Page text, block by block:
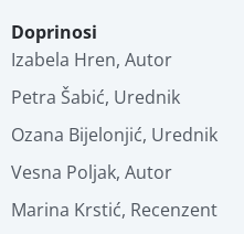
Stručna ocjena
Doprinosi
Izabela Hren, Autor
Petra Šabić, Urednik
Ozana Bijelonjić, Urednik
Vesna Poljak, Autor
Marina Krstić, Recenzent